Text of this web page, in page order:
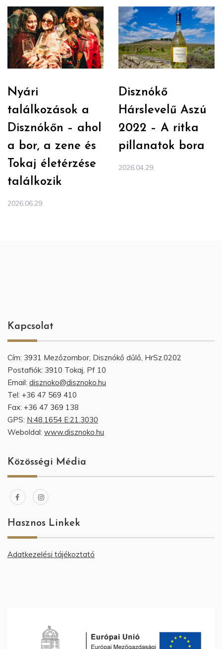
Nyári
találkozások a
Disznókőn – ahol
a bor, a zene és
Tokaj életérzése
találkozik
2026.06.29.
Disznókő
Hárslevelű Aszú
2022 – A ritka
pillanatok bora
2026.04.29.
Kapcsolat
Cím: 3931 Mezőzombor, Disznókő dűlő, HrSz.0202
Postafiók: 3910 Tokaj, Pf 10
Email: disznoko@disznoko.hu
Tel: +36 47 569 410
Fax: +36 47 369 138
GPS: N:48.1654 E:21.3030
Weboldal: www.disznoko.hu
Közösségi Média
Hasznos Linkek
Adatkezelési tájékoztató